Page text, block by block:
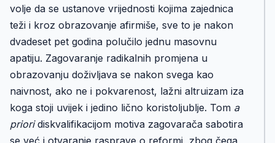
volje da se ustanove vrijednosti kojima zajednica
teži i kroz obrazovanje afirmiše, sve to je nakon
dvadeset pet godina polučilo jednu masovnu
apatiju. Zagovaranje radikalnih promjena u
obrazovanju doživljava se nakon svega kao
naivnost, ako ne i pokvarenost, lažni altruizam iza
koga stoji uvijek i jedino lično koristoljublje. Tom a
prioridiskvalifikacijom motiva zagovarača sabotira
se već i otvaranje rasprave o reformi, zbog čega